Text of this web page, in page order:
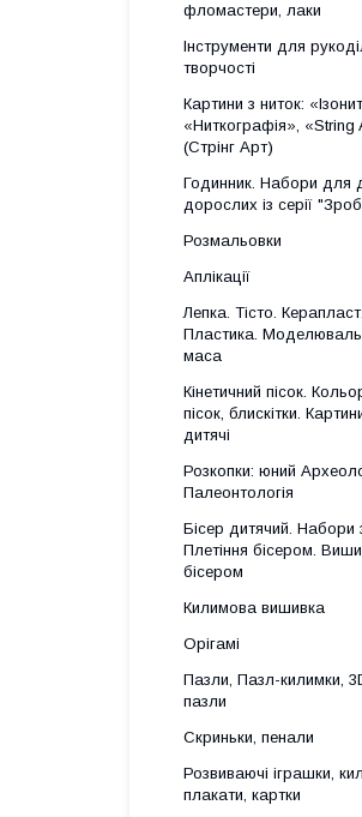
фломастери, лаки
Інструменти для
творчості
Картини з ниток:
«Ниткографія», «String
(Стрінг Арт)
Годинник. Набори для
дорослих із серії
Розмальовки
Аплікації
Лепка. Тісто.
Пластика.
маса
Кінетичний пісок.
пісок, блискітки.
дитячі
Розкопки: юний
Палеонтологія
Бісер дитячий. Набори
Плетіння бісером.
бісером
Килимова вишивка
Орігамі
Пазли, Пазл-килимки,
пазли
Скриньки, пенали
Розвиваючі іграшки,
плакати, картки